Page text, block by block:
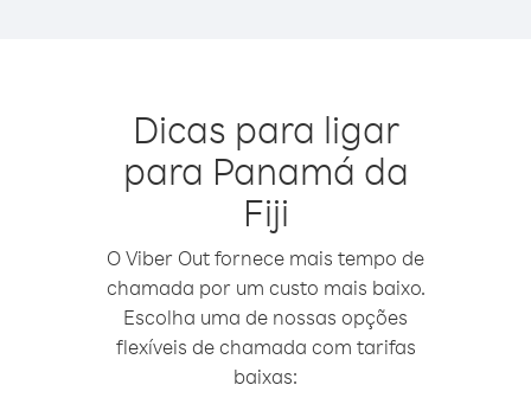
Dicas para ligar
para Panamá da
Fiji
O Viber Out fornece mais tempo de
chamada por um custo mais baixo.
Escolha uma de nossas opções
flexíveis de chamada com tarifas
baixas: